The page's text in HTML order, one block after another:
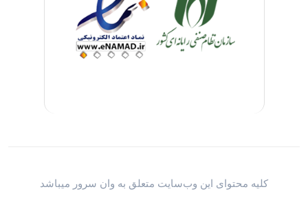
کلیه محتوای این وب‌سایت متعلق به وان سرور میباشد